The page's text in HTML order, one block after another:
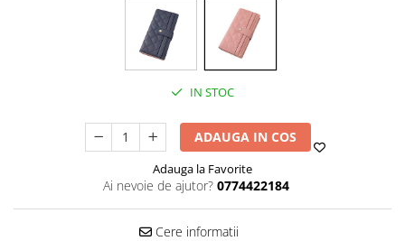
IN STOC
ADAUGA IN COS
Adauga la Favorite
Ai nevoie de ajutor? 0774422184
Cere informatii